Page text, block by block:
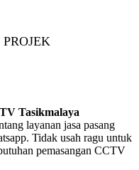
Tasikmalaya
layanan jasa pasang
Tidak usah ragu untuk
pemasangan CCTV